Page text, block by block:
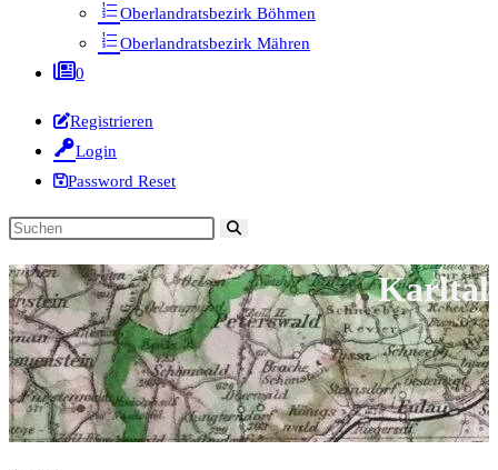
Oberlandratsbezirk Böhmen
Oberlandratsbezirk Mähren
0
Registrieren
Login
Password Reset
Diese
durchsuchen
Karltal